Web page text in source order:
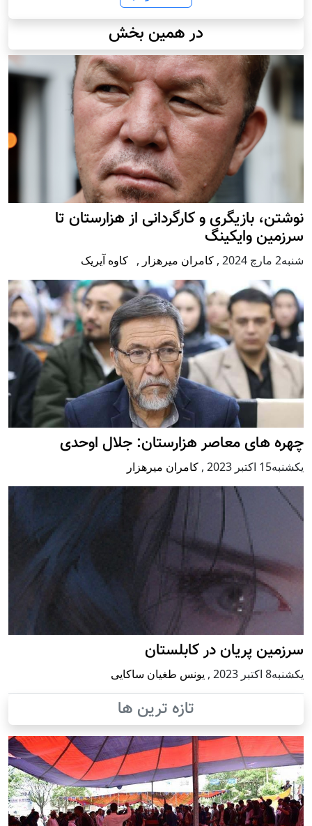
در همین بخش
نوشتن، بازیگری و کارگردانی از هزارستان تا
سرزمین وایکینگ
شنبه2 مارچ 2024 , کامران میرهزار , کاوه آیریک
چهره های معاصر هزارستان: جلال اوحدی
يكشنبه15 اكتبر 2023 , کامران میرهزار
سرزمین پریان در کابلستان
يكشنبه8 اكتبر 2023 , یونس طغیان ساکایی
تازه ترین ها